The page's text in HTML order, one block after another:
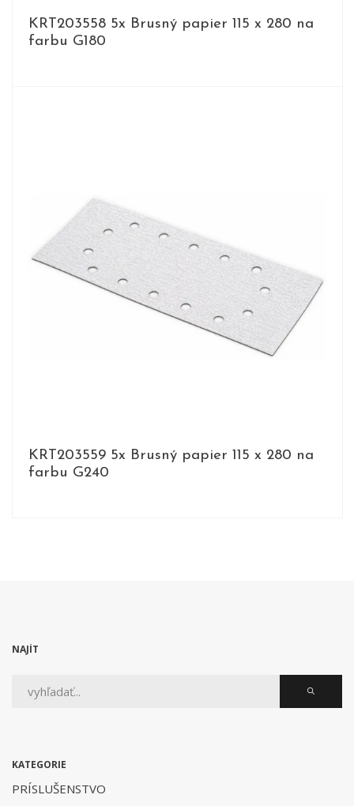
KRT203558 5x Brusný papier 115 x 280 na
farbu G180
KRT203559 5x Brusný papier 115 x 280 na
farbu G240
NAJÍT
KATEGORIE
PRÍSLUŠENSTVO